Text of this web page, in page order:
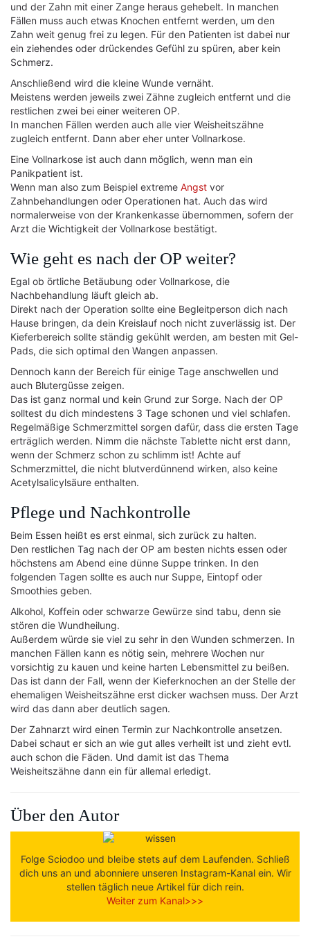
und der Zahn mit einer Zange heraus gehebelt. In manchen
Fällen muss auch etwas Knochen entfernt werden, um den
Zahn weit genug frei zu legen. Für den Patienten ist dabei nur
ein ziehendes oder drückendes Gefühl zu spüren, aber kein
Schmerz.
Anschließend wird die kleine Wunde vernäht.
Meistens werden jeweils zwei Zähne zugleich entfernt und die
restlichen zwei bei einer weiteren OP.
In manchen Fällen werden auch alle vier Weisheitszähne
zugleich entfernt. Dann aber eher unter Vollnarkose.
Eine Vollnarkose ist auch dann möglich, wenn man ein
Panikpatient ist.
Wenn man also zum Beispiel extreme Angst vor
Zahnbehandlungen oder Operationen hat. Auch das wird
normalerweise von der Krankenkasse übernommen, sofern der
Arzt die Wichtigkeit der Vollnarkose bestätigt.
Wie geht es nach der OP weiter?
Egal ob örtliche Betäubung oder Vollnarkose, die
Nachbehandlung läuft gleich ab.
Direkt nach der Operation sollte eine Begleitperson dich nach
Hause bringen, da dein Kreislauf noch nicht zuverlässig ist. Der
Kieferbereich sollte ständig gekühlt werden, am besten mit Gel-
Pads, die sich optimal den Wangen anpassen.
Dennoch kann der Bereich für einige Tage anschwellen und
auch Blutergüsse zeigen.
Das ist ganz normal und kein Grund zur Sorge. Nach der OP
solltest du dich mindestens 3 Tage schonen und viel schlafen.
Regelmäßige Schmerzmittel sorgen dafür, dass die ersten Tage
erträglich werden. Nimm die nächste Tablette nicht erst dann,
wenn der Schmerz schon zu schlimm ist! Achte auf
Schmerzmittel, die nicht blutverdünnend wirken, also keine
Acetylsalicylsäure enthalten.
Pflege und Nachkontrolle
Beim Essen heißt es erst einmal, sich zurück zu halten.
Den restlichen Tag nach der OP am besten nichts essen oder
höchstens am Abend eine dünne Suppe trinken. In den
folgenden Tagen sollte es auch nur Suppe, Eintopf oder
Smoothies geben.
Alkohol, Koffein oder schwarze Gewürze sind tabu, denn sie
stören die Wundheilung.
Außerdem würde sie viel zu sehr in den Wunden schmerzen. In
manchen Fällen kann es nötig sein, mehrere Wochen nur
vorsichtig zu kauen und keine harten Lebensmittel zu beißen.
Das ist dann der Fall, wenn der Kieferknochen an der Stelle der
ehemaligen Weisheitszähne erst dicker wachsen muss. Der Arzt
wird das dann aber deutlich sagen.
Der Zahnarzt wird einen Termin zur Nachkontrolle ansetzen.
Dabei schaut er sich an wie gut alles verheilt ist und zieht evtl.
auch schon die Fäden. Und damit ist das Thema
Weisheitszähne dann ein für allemal erledigt.
Über den Autor
Folge Sciodoo und bleibe stets auf dem Laufenden. Schließ
dich uns an und abonniere unseren Instagram-Kanal ein. Wir
stellen täglich neue Artikel für dich rein.
Weiter zum Kanal>>>